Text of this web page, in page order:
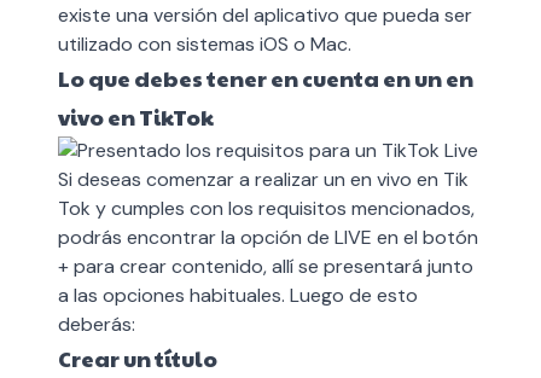
existe una versión del aplicativo que pueda ser
utilizado con sistemas iOS o Mac.
Lo que debes tener en cuenta en un en
vivo en TikTok
Si deseas comenzar a realizar un en vivo en Tik
Tok y cumples con los requisitos mencionados,
podrás encontrar la opción de LIVE en el botón
+ para crear contenido, allí se presentará junto
a las opciones habituales. Luego de esto
deberás:
Crear un título